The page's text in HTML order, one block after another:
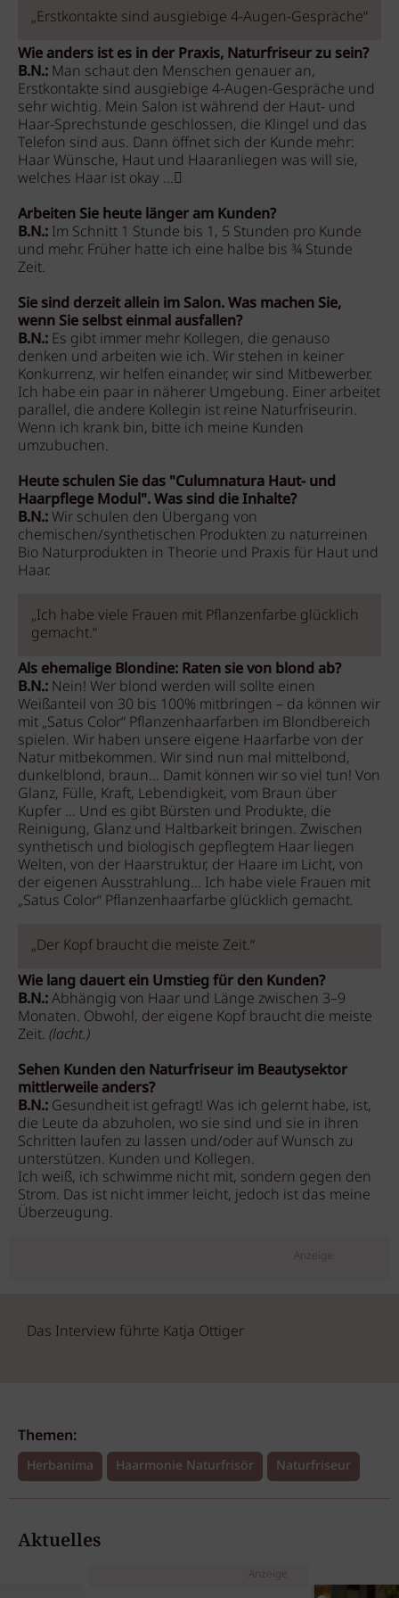
„Erstkontakte sind ausgiebige 4-Augen-Gespräche“
Wie anders ist es in der Praxis, Naturfriseur zu sein?
B.N.: Man schaut den Menschen genauer an,
Erstkontakte sind ausgiebige 4-Augen-Gespräche und
sehr wichtig. Mein Salon ist während der Haut- und
Haar-Sprechstunde geschlossen, die Klingel und das
Telefon sind aus. Dann öffnet sich der Kunde mehr:
Haar Wünsche, Haut und Haaranliegen was will sie,
welches Haar ist okay …
Arbeiten Sie heute länger am Kunden?
B.N.: Im Schnitt 1 Stunde bis 1, 5 Stunden pro Kunde
und mehr. Früher hatte ich eine halbe bis ¾ Stunde
Zeit.
Sie sind derzeit allein im Salon. Was machen Sie,
wenn Sie selbst einmal ausfallen?
B.N.: Es gibt immer mehr Kollegen, die genauso
denken und arbeiten wie ich. Wir stehen in keiner
Konkurrenz, wir helfen einander, wir sind Mitbewerber.
Ich habe ein paar in näherer Umgebung. Einer arbeitet
parallel, die andere Kollegin ist reine Naturfriseurin.
Wenn ich krank bin, bitte ich meine Kunden
umzubuchen.
Heute schulen Sie das "Culumnatura Haut- und
Haarpflege Modul". Was sind die Inhalte?
B.N.:Wir schulen den Übergang von
chemischen/synthetischen Produkten zu naturreinen
Bio Naturprodukten in Theorie und Praxis für Haut und
Haar.
„Ich habe viele Frauen mit Pflanzenfarbe glücklich
gemacht.“
Als ehemalige Blondine: Raten sie von blond ab?
B.N.: Nein! Wer blond werden will sollte einen
Weißanteil von 30 bis 100% mitbringen – da können wir
mit „Satus Color“ Pflanzenhaarfarben im Blondbereich
spielen. Wir haben unsere eigene Haarfarbe von der
Natur mitbekommen. Wir sind nun mal mittelbond,
dunkelblond, braun… Damit können wir so viel tun! Von
Glanz, Fülle, Kraft, Lebendigkeit, vom Braun über
Kupfer … Und es gibt Bürsten und Produkte, die
Reinigung, Glanz und Haltbarkeit bringen. Zwischen
synthetisch und biologisch gepflegtem Haar liegen
Welten, von der Haarstruktur, der Haare im Licht, von
der eigenen Ausstrahlung... Ich habe viele Frauen mit
„Satus Color“ Pflanzenhaarfarbe glücklich gemacht.
„Der Kopf braucht die meiste Zeit.“
Wie lang dauert ein Umstieg für den Kunden?
B.N.:Abhängig von Haar und Länge zwischen 3–9
Monaten. Obwohl, der eigene Kopf braucht die meiste
Zeit. (lacht.)
Sehen Kunden den Naturfriseur im Beautysektor
mittlerweile anders?
B.N.: Gesundheit ist gefragt! Was ich gelernt habe, ist,
die Leute da abzuholen, wo sie sind und sie in ihren
Schritten laufen zu lassen und/oder auf Wunsch zu
unterstützen. Kunden und Kollegen.
Ich weiß, ich schwimme nicht mit, sondern gegen den
Strom. Das ist nicht immer leicht, jedoch ist das meine
Überzeugung.
Anzeige
Das Interview führte Katja Ottiger
Themen:
Herbanima Haarmonie Naturfrisör Naturfriseur
Aktuelles
Anzeige